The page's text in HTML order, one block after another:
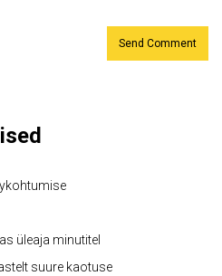
üleaja minutitel
suure kaotuse